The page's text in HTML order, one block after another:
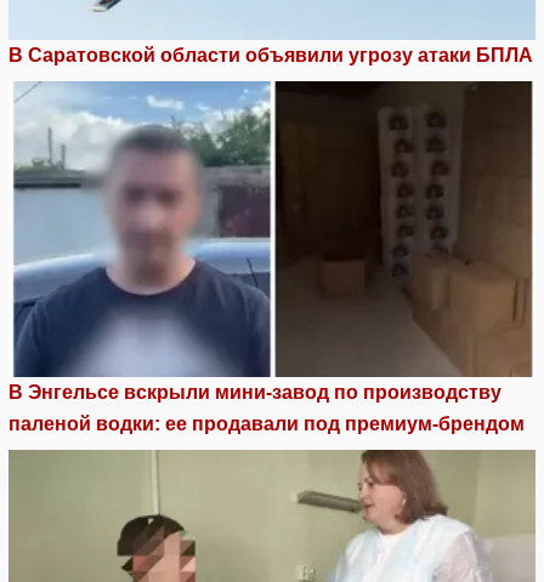
В Саратовской области объявили угрозу атаки БПЛА
В Энгельсе вскрыли мини-завод по производству
паленой водки: ее продавали под премиум-брендом